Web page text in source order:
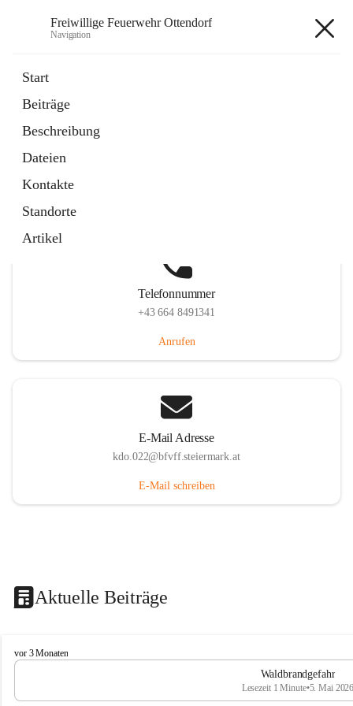
Freiwillige Feuerwehr Ottendorf
Navigation
Start
Beiträge
Beschreibung
Dateien
Kontakte
Standorte
Artikel
Telefonnummer
+43 664 8491341
Anrufen
E-Mail Adresse
kdo.022@bfvff.steiermark.at
E-Mail schreiben
Aktuelle Beiträge
F
r
i
vor 3 Monaten
Waldbrandgefahr
Lesezeit 1 Minute•5. Mai